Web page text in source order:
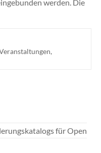
werden. Die
,
für Open